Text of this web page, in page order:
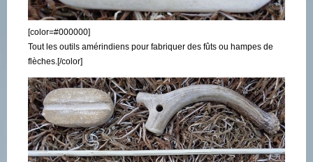
[color=#000000]
Tout les outils amérindiens pour fabriquer des fûts ou hampes de
flèches.[/color]